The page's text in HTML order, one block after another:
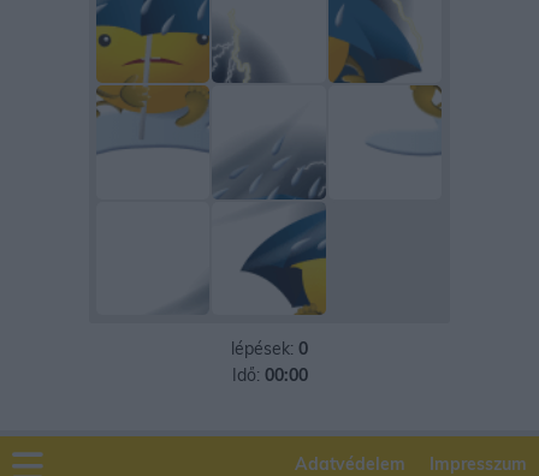
lépések: 0
Idő: 00:00
Adatvédelem Impresszum